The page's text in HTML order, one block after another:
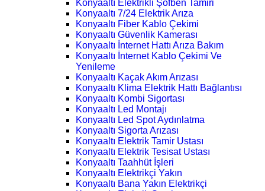
Konyaaltı Elektrikli Şofben Tamiri
Konyaaltı 7/24 Elektrik Arıza
Konyaaltı Fiber Kablo Çekimi
Konyaaltı Güvenlik Kamerası
Konyaaltı İnternet Hattı Arıza Bakım
Konyaaltı İnternet Kablo Çekimi Ve
Yenileme
Konyaaltı Kaçak Akım Arızası
Konyaaltı Klima Elektrik Hattı Bağlantısı
Konyaaltı Kombi Sigortası
Konyaaltı Led Montajı
Konyaaltı Led Spot Aydınlatma
Konyaaltı Sigorta Arızası
Konyaaltı Elektrik Tamir Ustası
Konyaaltı Elektrik Tesisat Ustası
Konyaaltı Taahhüt İşleri
Konyaaltı Elektrikçi Yakın
Konyaaltı Bana Yakın Elektrikçi